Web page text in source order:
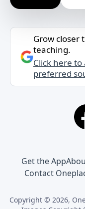
Grow closer
teaching.
Click here
preferred
Get the App
Contact
Copyright © 2026,